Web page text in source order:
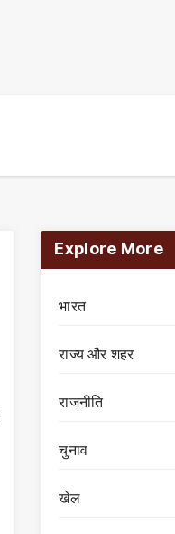
Explore More
भारत
राज्य और शहर
राजनीति
चुनाव
खेल